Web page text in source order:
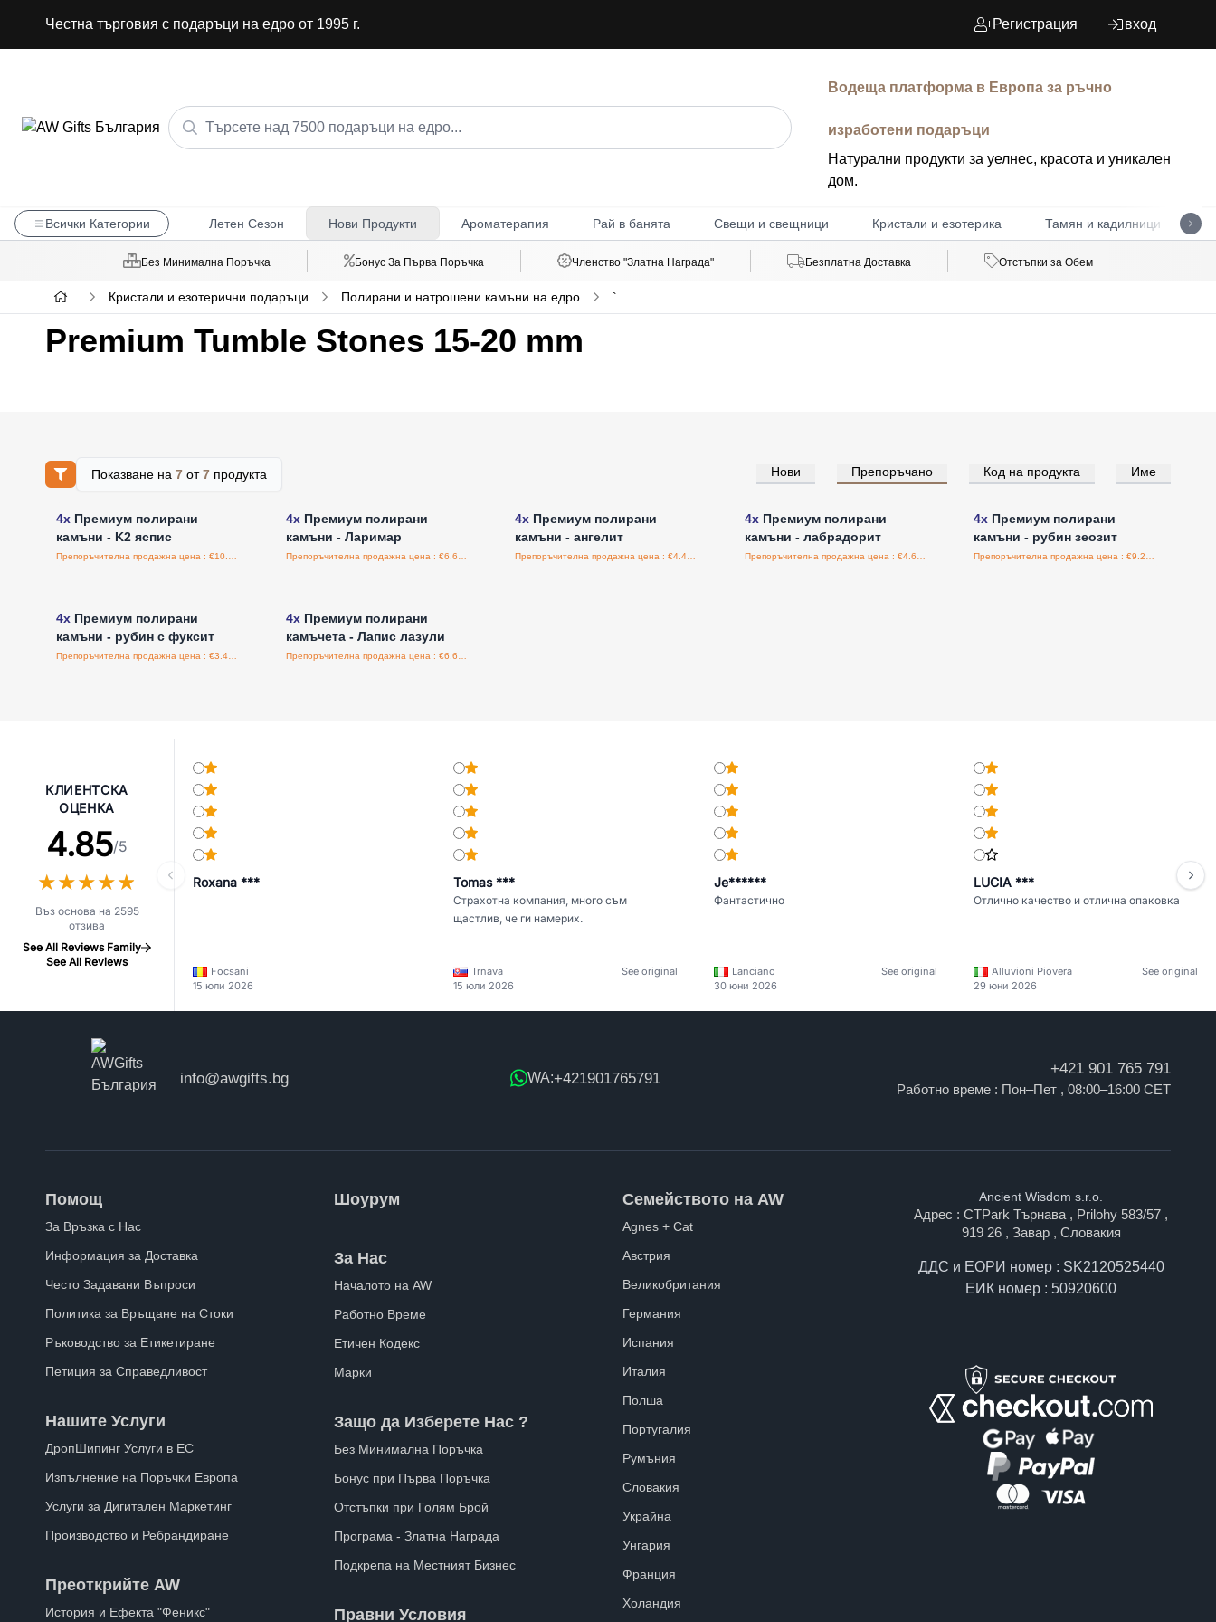
Честна търговия с подаръци на едро от 1995 г. Регистрация вход
Водеща платформа в Европа за ръчно
изработени подаръци
Натурални продукти за уелнес, красота и уникален
дом.
Всички Категории Летен Сезон Нови Продукти Ароматерапия Рай в банята Свещи и свещници Кристали и езотерика Тамян и кадилници
Без Минимална Поръчка Бонус За Първа Поръчка Членство "Златна Награда" Безплатна Доставка Отстъпки за Обем
Кристали и езотерични подаръци Полирани и натрошени камъни на едро `
Premium Tumble Stones 15-20 mm
Показване на 7от7продукта Нови Препоръчано Код на продукта Име
Влезте за цени на едро
4x Премиум полирани
камъни - K2 яспис
4xПремиум полирани
камъни - Ларимар
4x Премиум полирани
камъни - ангелит
Влезте за цени на едро
4xПремиум полирани
камъни - лабрадорит
Влезте за цени на едро
4x Премиум полирани
камъни - рубин зеозит
4x Премиум полирани
камъни - рубин с фуксит
4xПремиум полирани
камъчета - Лапис лазули
КЛИЕНТСКА
ОЦЕНКА
4.85/5
★★★★★
★★★★★
Въз основа на 2595
отзива
See All Reviews Family
See All Reviews
Roxana ***
Focsani
15 юли 2026
Tomas ***
Страхотна компания, много съм
щастлив, че ги намерих.
Trnava
See original
15 юли 2026
Je******
Фантастично
Lanciano
See original
30 юни 2026
LUCIA ***
Отлично качество и отлична опаковка
Alluvioni Piovera
See original
29 юни 2026
info@awgifts.bg WA:+421901765791
+421 901 765 791
Работно време : Пон–Пет , 08:00–16:00 CET
Помощ
За Връзка с Нас
Информация за Доставка
Често Задавани Въпроси
Политика за Връщане на Стоки
Ръководство за Етикетиране
Петиция за Справедливост
Нашите Услуги
ДропШипинг Услуги в ЕС
Изпълнение на Поръчки Европа
Услуги за Дигитален Маркетинг
Производство и Ребрандиране
Преоткрийте AW
История и Ефекта "Феникс"
Шоурум
За Нас
Началото на AW
Работно Време
Етичен Кодекс
Марки
Защо да Изберете Нас ?
Без Минимална Поръчка
Бонус при Първа Поръчка
Отстъпки при Голям Брой
Програма - Златна Награда
Подкрепа на Местният Бизнес
Правни Условия
Семейството на AW
Agnes + Cat
Австрия
Великобритания
Германия
Испания
Италия
Полша
Португалия
Румъния
Словакия
Украйна
Унгария
Франция
Холандия
Ancient Wisdom s.r.o.
Адрес : CTPark Търнава , Prilohy 583/57 ,
919 26 , Завар , Словакия
ДДС и ЕОРИ номер : SK2120525440
ЕИК номер : 50920600